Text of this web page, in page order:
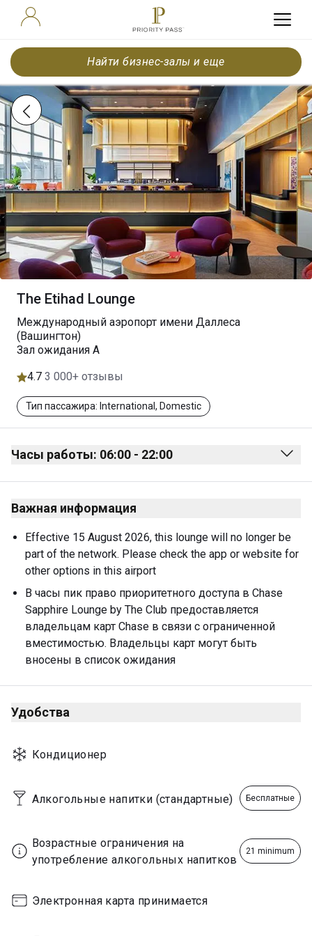
Найти бизнес-залы и еще
The Etihad Lounge
Международный аэропорт имени Даллеса
(Вашингтон)
Зал ожидания A
4.7 3 000+ отзывы
Тип пассажира: International, Domestic
Часы работы: 06:00 - 22:00
Monday 06:00 - 22:00
Tuesday
Wednesday 06:00 - 22:00
Thursday 06:00 - 22:00
Saturday 06:00 - 22:00
Важная информация
Effective 15 August 2026, this lounge will no longer be
part of the network. Please check the app or website for
other options in this airport
В часы пик право приоритетного доступа в Chase
Sapphire Lounge by The Club предоставляется
владельцам карт Chase в связи с ограниченной
вместимостью. Владельцы карт могут быть
вносены в список ожидания
Удобства
Кондиционер
Алкогольные напитки (стандартные) Бесплатные
Возрастные ограничения на
употребление алкогольных напитков
21 minimum
Электронная карта принимается